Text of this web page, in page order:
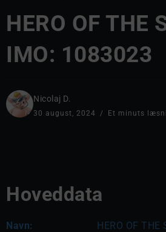
HERO OF THE
IMO: 1083023
Nicolaj D.
30 august, 2024 Et minuts
Hoveddata
Navn: HERO OF THE